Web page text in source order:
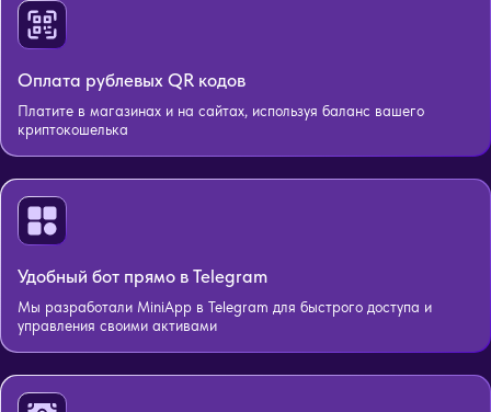
Оплата рублевых QR кодов
Платите в магазинах и на сайтах, используя баланс вашего
криптокошелька
Удобный бот прямо в Telegram
Мы разработали MiniApp в Telegram для быстрого доступа и
управления своими активами